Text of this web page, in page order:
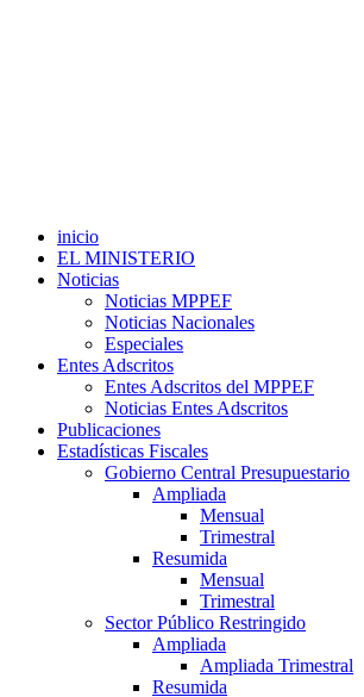
inicio
EL MINISTERIO
Noticias
Noticias MPPEF
Noticias Nacionales
Especiales
Entes Adscritos
Entes Adscritos del MPPEF
Noticias Entes Adscritos
Publicaciones
Estadísticas Fiscales
Gobierno Central Presupuestario
Ampliada
Mensual
Trimestral
Resumida
Mensual
Trimestral
Sector Público Restringido
Ampliada
Ampliada Trimestral
Resumida